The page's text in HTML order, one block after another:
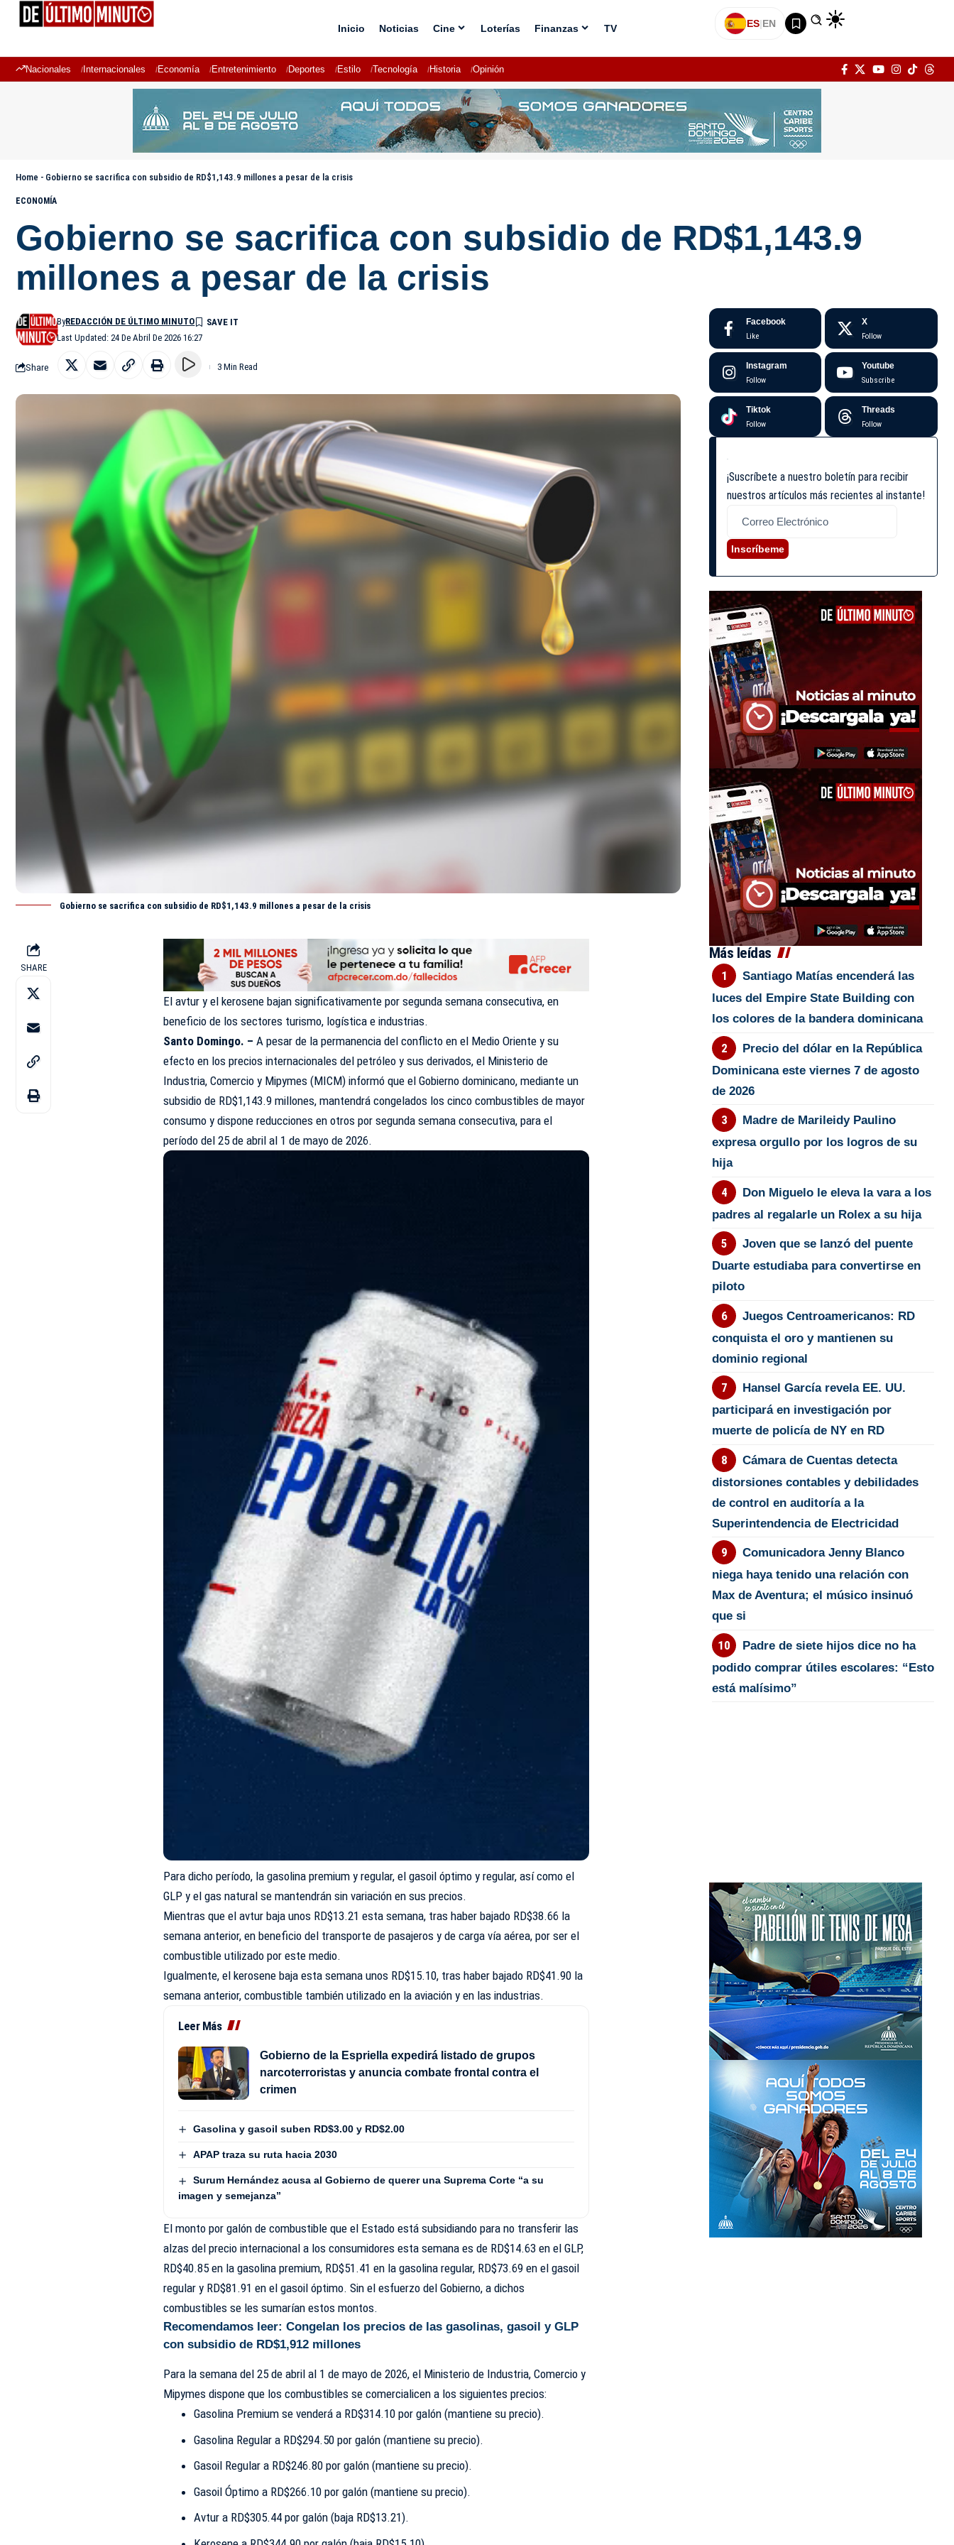
Inicio Noticias Cine Loterías Finanzas TV ES|EN
Nacionales Internacionales Economía Entretenimiento Deportes Estilo Tecnología Historia Opinión
Home - Gobierno se sacrifica con subsidio de RD$1,143.9 millones a pesar de la crisis
ECONOMÍA
Gobierno se sacrifica con subsidio de RD$1,143.9
millones a pesar de la crisis
Last Updated: 24 De Abril De 2026 16:27
ByREDACCIÓN DE ÚLTIMO MINUTO
Share 3 Min Read
Gobierno se sacrifica con subsidio de RD$1,143.9 millones a pesar de la crisis
SHARE
El avtur y el kerosene bajan significativamente por segunda semana consecutiva, en
beneficio de los sectores turismo, logística e industrias.
Santo Domingo. – A pesar de la permanencia del conflicto en el Medio Oriente y su
efecto en los precios internacionales del petróleo y sus derivados, el Ministerio de
Industria, Comercio y Mipymes (MICM) informó que el Gobierno dominicano, mediante un
subsidio de RD$1,143.9 millones, mantendrá congelados los cinco combustibles de mayor
consumo y dispone reducciones en otros por segunda semana consecutiva, para el
período del 25 de abril al 1 de mayo de 2026.
Para dicho período, la gasolina premium y regular, el gasoil óptimo y regular, así como el
GLP y el gas natural se mantendrán sin variación en sus precios.
Mientras que el avtur baja unos RD$13.21 esta semana, tras haber bajado RD$38.66 la
semana anterior, en beneficio del transporte de pasajeros y de carga vía aérea, por ser el
combustible utilizado por este medio.
Igualmente, el kerosene baja esta semana unos RD$15.10, tras haber bajado RD$41.90 la
semana anterior, combustible también utilizado en la aviación y en las industrias.
Leer Más
Gobierno de la Espriella expedirá listado de grupos
narcoterroristas y anuncia combate frontal contra el
crimen
Gasolina y gasoil suben RD$3.00 y RD$2.00
APAP traza su ruta hacia 2030
Surum Hernández acusa al Gobierno de querer una Suprema Corte “a su
imagen y semejanza”
El monto por galón de combustible que el Estado está subsidiando para no transferir las
alzas del precio internacional a los consumidores esta semana es de RD$14.63 en el GLP,
RD$40.85 en la gasolina premium, RD$51.41 en la gasolina regular, RD$73.69 en el gasoil
regular y RD$81.91 en el gasoil óptimo. Sin el esfuerzo del Gobierno, a dichos
combustibles se les sumarían estos montos.
Recomendamos leer:Congelan los precios de las gasolinas, gasoil y GLP
con subsidio de RD$1,912 millones
Para la semana del 25 de abril al 1 de mayo de 2026, el Ministerio de Industria, Comercio y
Mipymes dispone que los combustibles se comercialicen a los siguientes precios:
Gasolina Premium se venderá a RD$314.10 por galón (mantiene su precio).
Gasolina Regular a RD$294.50 por galón (mantiene su precio).
Gasoil Regular a RD$246.80 por galón (mantiene su precio).
Gasoil Óptimo a RD$266.10 por galón (mantiene su precio).
Avtur a RD$305.44 por galón (baja RD$13.21).
Facebook
Like
X
Follow
Instagram
Follow
Youtube
Subscribe
Tiktok
Follow
Threads
Follow
¡Suscríbete a nuestro boletín para recibir
nuestros artículos más recientes al instante!
Inscríbeme
Más leídas
Santiago Matías encenderá las
luces del Empire State Building con
los colores de la bandera dominicana
Precio del dólar en la República
Dominicana este viernes 7 de agosto
de 2026
Madre de Marileidy Paulino
expresa orgullo por los logros de su
hija
Don Miguelo le eleva la vara a los
padres al regalarle un Rolex a su hija
Joven que se lanzó del puente
Duarte estudiaba para convertirse en
piloto
Juegos Centroamericanos: RD
conquista el oro y mantienen su
dominio regional
Hansel García revela EE. UU.
participará en investigación por
muerte de policía de NY en RD
Cámara de Cuentas detecta
distorsiones contables y debilidades
de control en auditoría a la
Superintendencia de Electricidad
Comunicadora Jenny Blanco
niega haya tenido una relación con
Max de Aventura; el músico insinuó
que si
Padre de siete hijos dice no ha
podido comprar útiles escolares: “Esto
está malísimo”